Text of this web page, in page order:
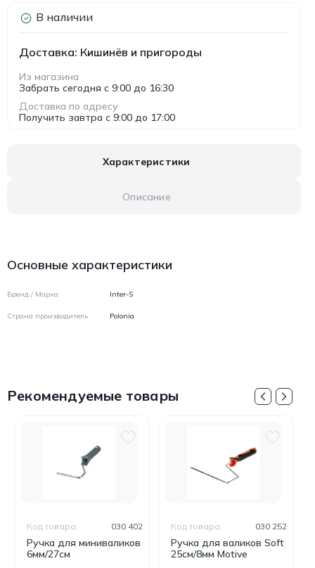
В наличии
Доставка: Кишинёв и пригороды
Из магазина
Забрать сегодня с 9:00 до 16:30
Доставка по адресу
Получить завтра с 9:00 до 17:00
Характеристики
Описание
Основные характеристики
Бренд / Марка Inter-S
Страна производитель Polonia
Рекомендуемые товары
Ручка для миниваликов
6мм/27см
Код товара: 030 402
Ручка для валиков Soft
25см/8мм Motive
Код товара: 030 252